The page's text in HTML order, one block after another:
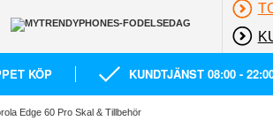
KÖP KUNDTJÄNST 08:00 -
Edge 60 Pro Skal & Tillbehör